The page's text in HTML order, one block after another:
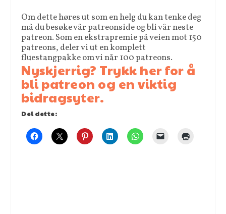
Om dette høres ut som en helg du kan tenke deg
må du besøke vår patreonside og bli vår neste
patreon. Som en ekstrapremie på veien mot 150
patreons, deler vi ut en komplett
fluestangpakke om vi når 100 patreons.
Nyskjerrig? Trykk her for å
bli patreon og en viktig
bidragsyter.
Del dette: